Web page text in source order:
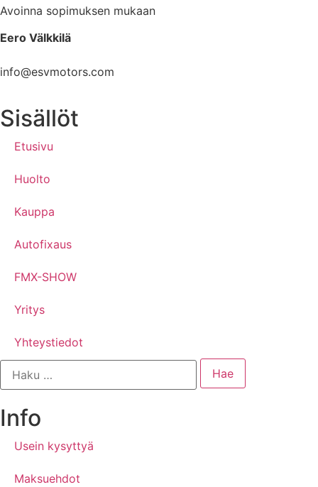
Avoinna sopimuksen mukaan
Eero Välkkilä
info@esvmotors.com
Sisällöt
Etusivu
Huolto
Kauppa
Autofixaus
FMX-SHOW
Yritys
Yhteystiedot
Info
Usein kysyttyä
Maksuehdot